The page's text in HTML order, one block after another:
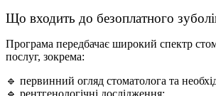
Що входить до безоплатного
Програма передбачає широкий спектр
послуг, зокрема:
🔹 первинний огляд стоматолога та